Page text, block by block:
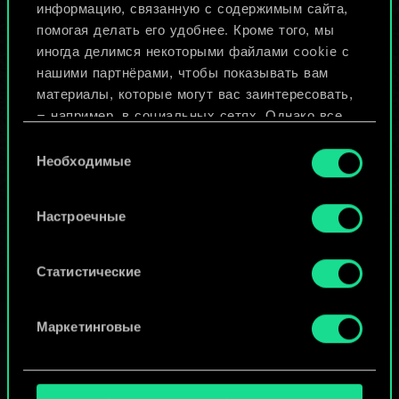
информацию, связанную с содержимым сайта,
помогая делать его удобнее. Кроме того, мы
иногда делимся некоторыми файлами cookie с
нашими партнёрами, чтобы показывать вам
материалы, которые могут вас заинтересовать,
— например, в социальных сетях. Однако все
разрешения.
Найти подробную информацию о том, как мы
используем ваши файлы cookie, и изменить
«Настройки» ниже.
согласия
Необходимые
Настроечные
Статистические
Маркетинговые
Назвать колоду и описать её
Изменить колоду
ИЛИ
Просмотреть колоды